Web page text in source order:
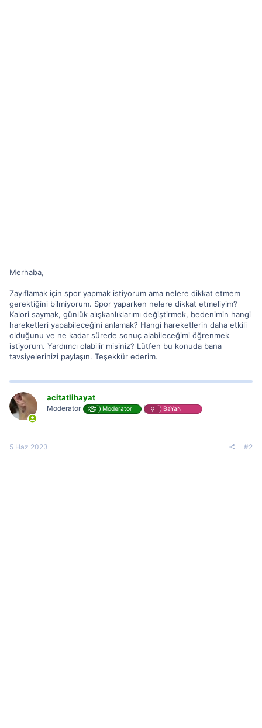
Merhaba,
Zayıflamak için spor yapmak istiyorum ama nelere dikkat etmem
gerektiğini bilmiyorum. Spor yaparken nelere dikkat etmeliyim?
Kalori saymak, günlük alışkanlıklarımı değiştirmek, bedenimin hangi
hareketleri yapabileceğini anlamak? Hangi hareketlerin daha etkili
olduğunu ve ne kadar sürede sonuç alabileceğimi öğrenmek
istiyorum. Yardımcı olabilir misiniz? Lütfen bu konuda bana
tavsiyelerinizi paylaşın. Teşekkür ederim.
acitatlihayat
Moderator Moderator BaYaN
5 Haz 2023 #2